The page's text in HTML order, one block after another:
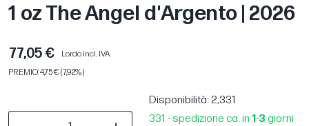
1 oz The Angel d'Argento | 2026
77,05 €
Lordo incl. IVA
PREMIO: 4,75 € (7,92%)
Disponibilità: 2,331
331 - spedizione ca. in1-3 giorni